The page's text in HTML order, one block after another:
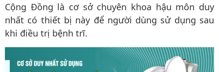
Cộng Đồng là cơ sở chuyên khoa hậu môn duy
nhất có thiết bị này để người dùng sử dụng sau
khi điều trị bệnh trĩ.